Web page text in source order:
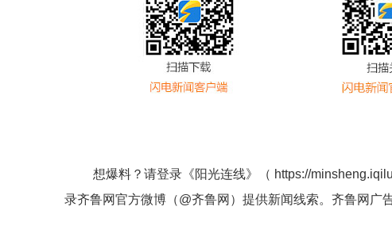
想爆料？请登录《阳光连线》（ https://
录齐鲁网官方微博（@齐鲁网 ）提供新闻线索。齐鲁网广